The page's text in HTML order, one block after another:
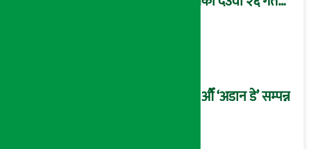
२१औँ ‘अडान डे’ सम्पन्न